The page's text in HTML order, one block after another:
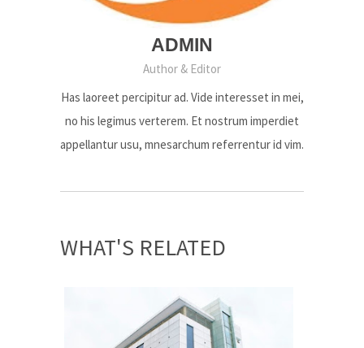
ADMIN
Author & Editor
Has laoreet percipitur ad. Vide interesset in mei,
no his legimus verterem. Et nostrum imperdiet
appellantur usu, mnesarchum referrentur id vim.
WHAT'S RELATED